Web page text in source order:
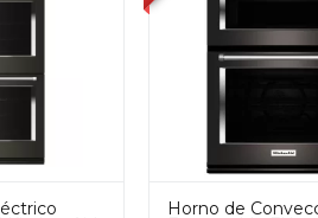
Horno Doble Eléctrico